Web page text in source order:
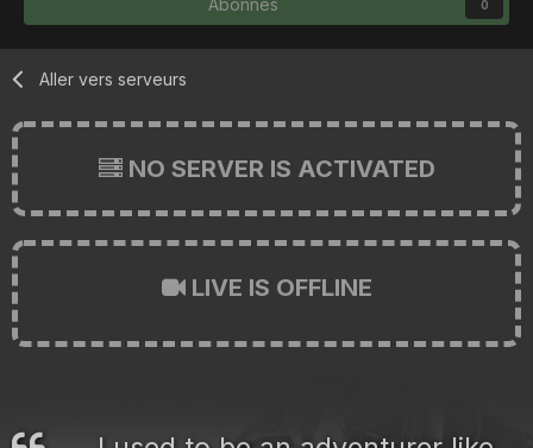
0
Aller vers serveurs
NO SERVER IS ACTIVATED
LIVE IS OFFLINE